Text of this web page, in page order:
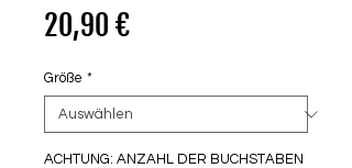
20,90 €Preis
Größe *
ACHTUNG: ANZAHL DER BUCHSTABEN